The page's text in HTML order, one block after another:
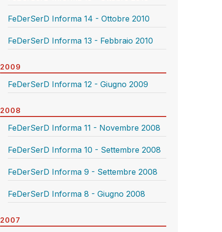
FeDerSerD Informa 14 - Ottobre 2010
FeDerSerD Informa 13 - Febbraio 2010
2009
FeDerSerD Informa 12 - Giugno 2009
2008
FeDerSerD Informa 11 - Novembre 2008
FeDerSerD Informa 10 - Settembre 2008
FeDerSerD Informa 9 - Settembre 2008
FeDerSerD Informa 8 - Giugno 2008
2007